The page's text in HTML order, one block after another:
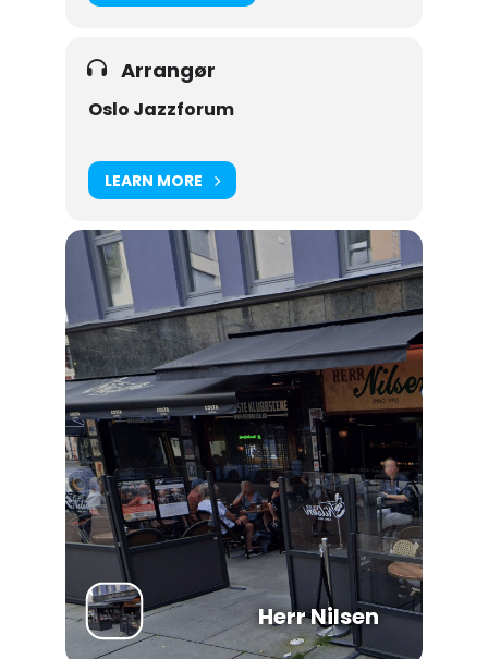
Arrangør
Oslo Jazzforum
LEARN MORE
Herr Nilsen